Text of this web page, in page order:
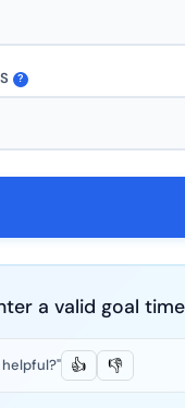
?
a valid goal
👍 👎